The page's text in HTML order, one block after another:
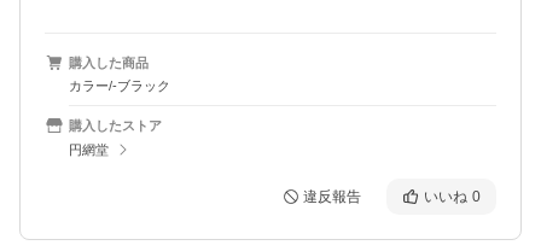
購入した商品
カラー/-ブラック
購入したストア
円網堂
違反報告 いいね 0